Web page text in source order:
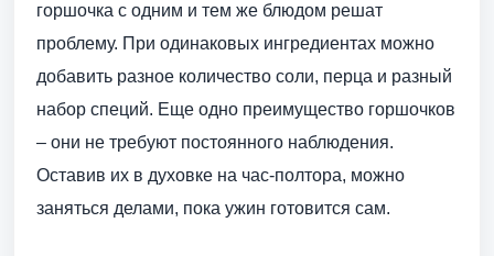
горшочка с одним и тем же блюдом решат
проблему. При одинаковых ингредиентах можно
добавить разное количество соли, перца и разный
набор специй. Еще одно преимущество горшочков
– они не требуют постоянного наблюдения.
Оставив их в духовке на час-полтора, можно
заняться делами, пока ужин готовится сам.